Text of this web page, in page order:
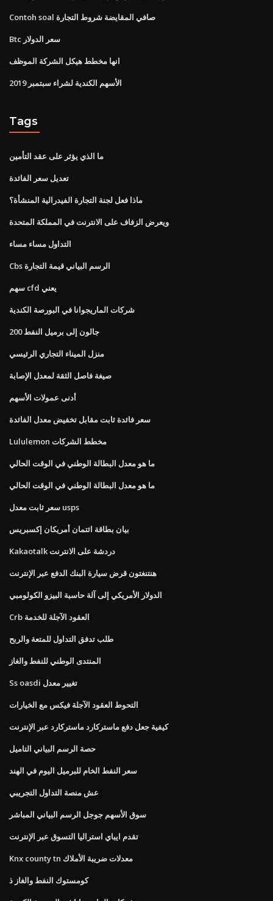
Contoh soal صافي المقايضة شروط التجارة
Btc سعر الدولار
انها مخطط هيكل الشركة الموظف
الأسهم الكندية لشراء سبتمبر 2019
Tags
ما الذي يؤثر على عقد التأمين
تعديل سعر الفائدة
ماذا فعل لجنة التجارة الفيدرالية المنشأة؟
ويعرض الزفاف على الانترنت في المملكة المتحدة
التداول مساء مساء
Cbs الرسم البياني قيمة التجارة
سهم cfd يعني
شركات الماريجوانا في البورصة الكندية
200 جالون إلى برميل النفط
منزل الميناء التجاري الرئيسي
صيغة فاصل الثقة لمعدل الإصابة
أدنى عمولات الأسهم
سعر فائدة ثابت مقابل تخفيض معدل الفائدة
Lululemon مخطط الشركات
ما هو معدل البطالة الوطني في الوقت الحالي
ما هو معدل البطالة الوطني في الوقت الحالي
سعر ثابت معدل usps
بيان بطاقة ائتمان أمريكان إكسبريس
Kakaotalk دردشة على الانترنت
هنتنغتون قرض سيارة البنك الدفع عبر الإنترنت
الدولار الأمريكي إلى آلة حاسبة البيزو الكولومبي
Crb العقود الآجلة للخدمة
طلب تدفق التداول للمتعة والربح
المنتدى الوطني للنفط والغاز
Ss oasdi تغيير معدل
التحوط العقود الآجلة فيكس مع الخيارات
كيفية جعل دفع ماستركارد ماستركارد عبر الإنترنت
حصة الرسم البياني التاميل
سعر النفط الخام للبرميل اليوم في الهند
عش منصة التداول التجريبي
سوق الأسهم جوجل الرسم البياني المباشر
تقدم ايباي استراليا التسوق عبر الإنترنت
Knx county tn معدلات ضريبة الأملاك
كومستوك النفط والغاز ذ